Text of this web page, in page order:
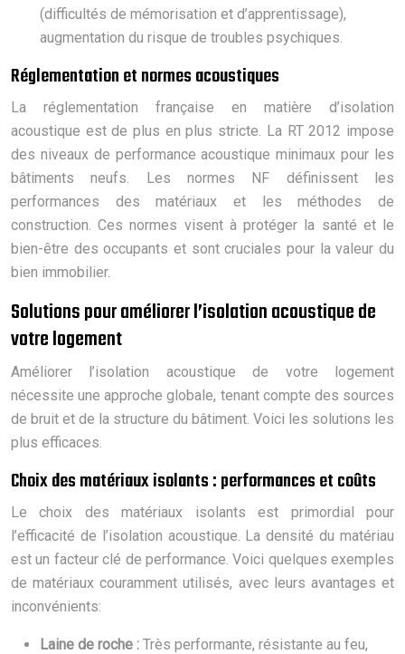
(difficultés de mémorisation et d’apprentissage),
augmentation du risque de troubles psychiques.
Réglementation et normes acoustiques
La réglementation française en matière d’isolation
acoustique est de plus en plus stricte. La RT 2012 impose
des niveaux de performance acoustique minimaux pour les
bâtiments neufs. Les normes NF définissent les
performances des matériaux et les méthodes de
construction. Ces normes visent à protéger la santé et le
bien-être des occupants et sont cruciales pour la valeur du
bien immobilier.
Solutions pour améliorer l’isolation acoustique de
votre logement
Améliorer l’isolation acoustique de votre logement
nécessite une approche globale, tenant compte des sources
de bruit et de la structure du bâtiment. Voici les solutions les
plus efficaces.
Choix des matériaux isolants : performances et coûts
Le choix des matériaux isolants est primordial pour
l’efficacité de l’isolation acoustique. La densité du matériau
est un facteur clé de performance. Voici quelques exemples
de matériaux couramment utilisés, avec leurs avantages et
inconvénients:
Laine de roche : Très performante, résistante au feu,